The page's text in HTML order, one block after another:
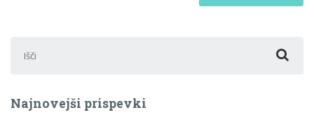
Najnovejši prispevki